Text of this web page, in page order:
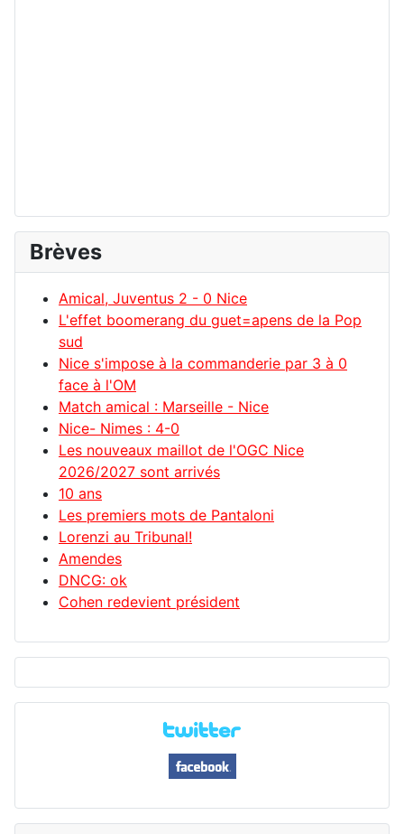
Brèves
Amical, Juventus 2 - 0 Nice
L'effet boomerang du guet=apens de la Pop
sud
Nice s'impose à la commanderie par 3 à 0
face à l'OM
Match amical : Marseille - Nice
Nice- Nimes : 4-0
Les nouveaux maillot de l'OGC Nice
2026/2027 sont arrivés
10 ans
Les premiers mots de Pantaloni
Lorenzi au Tribunal!
Amendes
DNCG: ok
Cohen redevient président